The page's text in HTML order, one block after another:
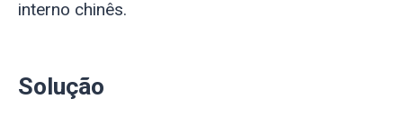
interno chinês.
Solução